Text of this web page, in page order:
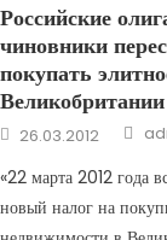
Российские
чиновники
покупать
Великобритании
Posted on
26.03.2012
«22 марта 2012 года
новый налог на